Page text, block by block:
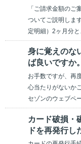
「ご請求金額のご
ついてご説明しま
定明細）2ヶ月分と
身に覚えのな
ば良いですか。
お手数ですが、再
心当たりがないか
セゾンのウェブペ
カード破損・
ドを再発行し